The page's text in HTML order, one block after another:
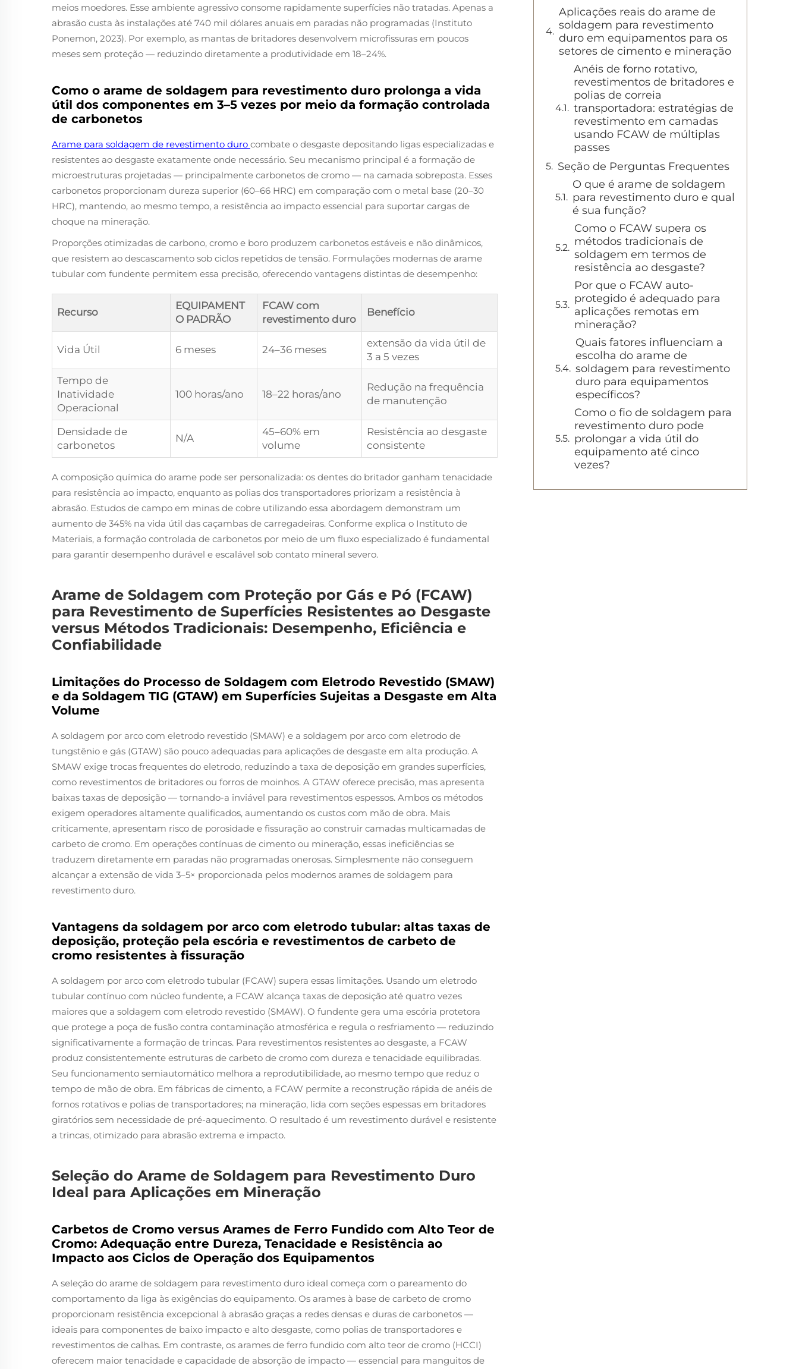
meios moedores. Esse ambiente agressivo consome rapidamente superfícies não tratadas. Apenas a
abrasão custa às instalações até 740 mil dólares anuais em paradas não programadas (Instituto
Ponemon, 2023). Por exemplo, as mantas de britadores desenvolvem microfissuras em poucos
meses sem proteção — reduzindo diretamente a produtividade em 18–24%.
Como o arame de soldagem para revestimento duro prolonga a vida
útil dos componentes em 3–5 vezes por meio da formação controlada
de carbonetos
Arame para soldagem de revestimento duro combate o desgaste depositando ligas especializadas e
resistentes ao desgaste exatamente onde necessário. Seu mecanismo principal é a formação de
microestruturas projetadas — principalmente carbonetos de cromo — na camada sobreposta. Esses
carbonetos proporcionam dureza superior (60–66 HRC) em comparação com o metal base (20–30
HRC), mantendo, ao mesmo tempo, a resistência ao impacto essencial para suportar cargas de
choque na mineração.
Proporções otimizadas de carbono, cromo e boro produzem carbonetos estáveis e não dinâmicos,
que resistem ao descascamento sob ciclos repetidos de tensão. Formulações modernas de arame
tubular com fundente permitem essa precisão, oferecendo vantagens distintas de desempenho:
Recurso
EQUIPAMENT
O PADRÃO
FCAW com
revestimento duro
Benefício
Vida Útil 6 meses 24–36 meses
extensão da vida útil de
3 a 5 vezes
Tempo de
Inatividade
Operacional
100 horas/ano 18–22 horas/ano
Redução na frequência
de manutenção
Densidade de
carbonetos
N/A
45–60% em
volume
Resistência ao desgaste
consistente
A composição química do arame pode ser personalizada: os dentes do britador ganham tenacidade
para resistência ao impacto, enquanto as polias dos transportadores priorizam a resistência à
abrasão. Estudos de campo em minas de cobre utilizando essa abordagem demonstram um
aumento de 345% na vida útil das caçambas de carregadeiras. Conforme explica o Instituto de
Materiais, a formação controlada de carbonetos por meio de um fluxo especializado é fundamental
para garantir desempenho durável e escalável sob contato mineral severo.
Arame de Soldagem com Proteção por Gás e Pó (FCAW)
para Revestimento de Superfícies Resistentes ao Desgaste
versus Métodos Tradicionais: Desempenho, Eficiência e
Confiabilidade
Limitações do Processo de Soldagem com Eletrodo Revestido (SMAW)
e da Soldagem TIG (GTAW) em Superfícies Sujeitas a Desgaste em Alta
Volume
A soldagem por arco com eletrodo revestido (SMAW) e a soldagem por arco com eletrodo de
tungstênio e gás (GTAW) são pouco adequadas para aplicações de desgaste em alta produção. A
SMAW exige trocas frequentes do eletrodo, reduzindo a taxa de deposição em grandes superfícies,
como revestimentos de britadores ou forros de moinhos. A GTAW oferece precisão, mas apresenta
baixas taxas de deposição — tornando-a inviável para revestimentos espessos. Ambos os métodos
exigem operadores altamente qualificados, aumentando os custos com mão de obra. Mais
criticamente, apresentam risco de porosidade e fissuração ao construir camadas multicamadas de
carbeto de cromo. Em operações contínuas de cimento ou mineração, essas ineficiências se
traduzem diretamente em paradas não programadas onerosas. Simplesmente não conseguem
alcançar a extensão de vida 3–5× proporcionada pelos modernos arames de soldagem para
revestimento duro.
Vantagens da soldagem por arco com eletrodo tubular: altas taxas de
deposição, proteção pela escória e revestimentos de carbeto de
cromo resistentes à fissuração
A soldagem por arco com eletrodo tubular (FCAW) supera essas limitações. Usando um eletrodo
tubular contínuo com núcleo fundente, a FCAW alcança taxas de deposição até quatro vezes
maiores que a soldagem com eletrodo revestido (SMAW). O fundente gera uma escória protetora
que protege a poça de fusão contra contaminação atmosférica e regula o resfriamento — reduzindo
significativamente a formação de trincas. Para revestimentos resistentes ao desgaste, a FCAW
produz consistentemente estruturas de carbeto de cromo com dureza e tenacidade equilibradas.
Seu funcionamento semiautomático melhora a reprodutibilidade, ao mesmo tempo que reduz o
tempo de mão de obra. Em fábricas de cimento, a FCAW permite a reconstrução rápida de anéis de
fornos rotativos e polias de transportadores; na mineração, lida com seções espessas em britadores
giratórios sem necessidade de pré-aquecimento. O resultado é um revestimento durável e resistente
a trincas, otimizado para abrasão extrema e impacto.
Seleção do Arame de Soldagem para Revestimento Duro
Ideal para Aplicações em Mineração
Carbetos de Cromo versus Arames de Ferro Fundido com Alto Teor de
Cromo: Adequação entre Dureza, Tenacidade e Resistência ao
Impacto aos Ciclos de Operação dos Equipamentos
A seleção do arame de soldagem para revestimento duro ideal começa com o pareamento do
comportamento da liga às exigências do equipamento. Os arames à base de carbeto de cromo
proporcionam resistência excepcional à abrasão graças a redes densas e duras de carbonetos —
ideais para componentes de baixo impacto e alto desgaste, como polias de transportadores e
revestimentos de calhas. Em contraste, os arames de ferro fundido com alto teor de cromo (HCCI)
oferecem maior tenacidade e capacidade de absorção de impacto — essencial para manguitos de
Aplicações reais do arame de
soldagem para revestimento
duro em equipamentos para os
setores de cimento e mineração
Anéis de forno rotativo,
revestimentos de britadores e
polias de correia
transportadora: estratégias de
revestimento em camadas
usando FCAW de múltiplas
passes
Seção de Perguntas Frequentes
O que é arame de soldagem
para revestimento duro e qual
é sua função?
Como o FCAW supera os
métodos tradicionais de
soldagem em termos de
resistência ao desgaste?
Por que o FCAW auto-
protegido é adequado para
aplicações remotas em
mineração?
Quais fatores influenciam a
escolha do arame de
soldagem para revestimento
duro para equipamentos
específicos?
Como o fio de soldagem para
revestimento duro pode
prolongar a vida útil do
equipamento até cinco
vezes?